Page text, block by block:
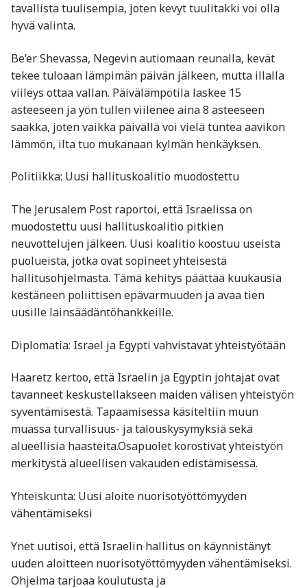
tavallista tuulisempia, joten kevyt tuulitakki voi olla
hyvä valinta.
Be’er Shevassa, Negevin autiomaan reunalla, kevät
tekee tuloaan lämpimän päivän jälkeen, mutta illalla
viileys ottaa vallan. Päivälämpötila laskee 15
asteeseen ja yön tullen viilenee aina 8 asteeseen
saakka, joten vaikka päivällä voi vielä tuntea aavikon
lämmön, ilta tuo mukanaan kylmän henkäyksen.
Politiikka: Uusi hallituskoalitio muodostettu
The Jerusalem Post raportoi, että Israelissa on
muodostettu uusi hallituskoalitio pitkien
neuvottelujen jälkeen. Uusi koalitio koostuu useista
puolueista, jotka ovat sopineet yhteisestä
hallitusohjelmasta. Tämä kehitys päättää kuukausia
kestäneen poliittisen epävarmuuden ja avaa tien
uusille lainsäädäntöhankkeille.​
Diplomatia: Israel ja Egypti vahvistavat yhteistyötään
Haaretz kertoo, että Israelin ja Egyptin johtajat ovat
tavanneet keskustellakseen maiden välisen yhteistyön
syventämisestä. Tapaamisessa käsiteltiin muun
muassa turvallisuus- ja talouskysymyksiä sekä
alueellisia haasteita.Osapuolet korostivat yhteistyön
merkitystä alueellisen vakauden edistämisessä.​
Yhteiskunta: Uusi aloite nuorisotyöttömyyden
vähentämiseksi
Ynet uutisoi, että Israelin hallitus on käynnistänyt
uuden aloitteen nuorisotyöttömyyden vähentämiseksi.
Ohjelma tarjoaa koulutusta ja